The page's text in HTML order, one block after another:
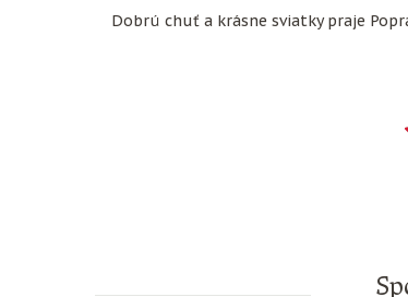
Dobrú chuť a krásne sviatky praje